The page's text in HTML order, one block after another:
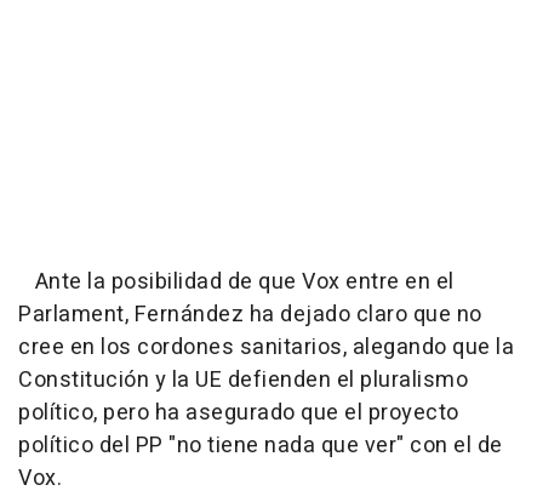
Ante la posibilidad de que Vox entre en el
Parlament, Fernández ha dejado claro que no
cree en los cordones sanitarios, alegando que la
Constitución y la UE defienden el pluralismo
político, pero ha asegurado que el proyecto
político del PP "no tiene nada que ver" con el de
Vox.